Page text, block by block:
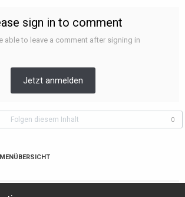
sign in to comment
able to leave a comment after signing in
Jetzt anmelden
Folgen diesem Inhalt 0